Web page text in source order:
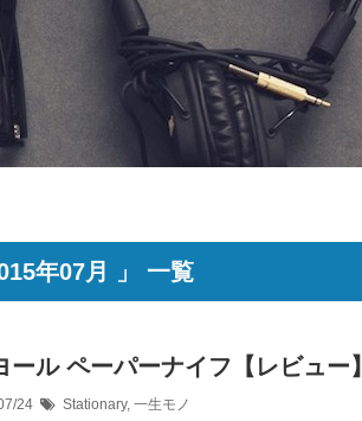
年07月 」 一覧
ール ペーパーナイフ【レビュー】
24 Stationary, 一生モノ